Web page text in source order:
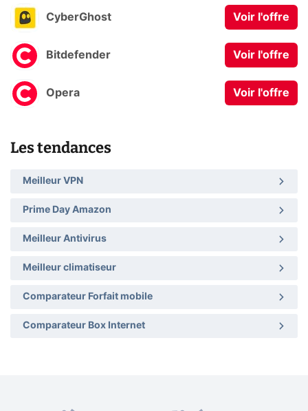
CyberGhost Voir l'offre
Bitdefender Voir l'offre
Opera Voir l'offre
Les tendances
Meilleur VPN
Prime Day Amazon
Meilleur Antivirus
Meilleur climatiseur
Comparateur Forfait mobile
Comparateur Box Internet